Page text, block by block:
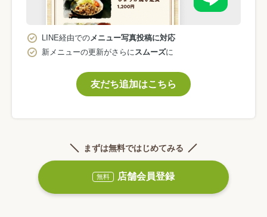
LINE経由での メニュー写真投稿に対応
新メニューの更新がさらに スムーズに
友だち追加はこちら
まずは無料ではじめてみる
無料 店舗会員登録